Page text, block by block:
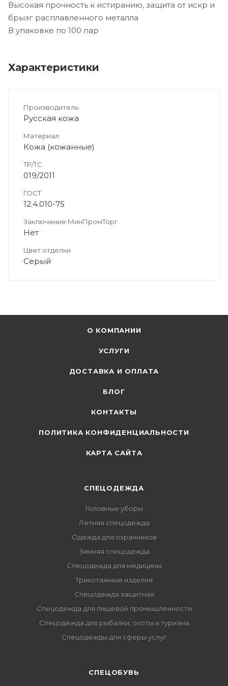
Высокая прочность к истиранию, защита от искр и
брызг расплавленного металла
В упаковке по 100 пар
Характеристики
Производитель
Русская кожа
Материал
Кожа (кожанные)
ТР/ТС
019/2011
ГОСТ
12.4.010-75
Заключение МинПромТорг
Нет
Цвет отделки
Серый
О КОМПАНИИ
УСЛУГИ
ДОСТАВКА И ОПЛАТА
БЛОГ
КОНТАКТЫ
ПОЛИТИКА КОНФИДЕНЦИАЛЬНОСТИ
КАРТА САЙТА
СПЕЦОДЕЖДА
Головные уборы
Летняя спецодежда
Одежда для охранников
Зимняя спецодежда
Спецодежда для медицины
Трикотажные изделия
Спецодежда защитная
Спецодежда для пищевой промышленности
Спецодежда для рыбалки, охоты и туризма
Спецодежды для сферы услуг
CПЕЦОБУВЬ